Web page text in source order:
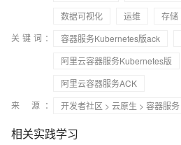
数据可视化
运维
存储
关键词：
容器服务Kubernetes版ack
阿里云容器服务Kubernetes版
阿里云容器服务ACK
来 源：
开发者社区 > 云原生 > 容器服务
相关实践学习